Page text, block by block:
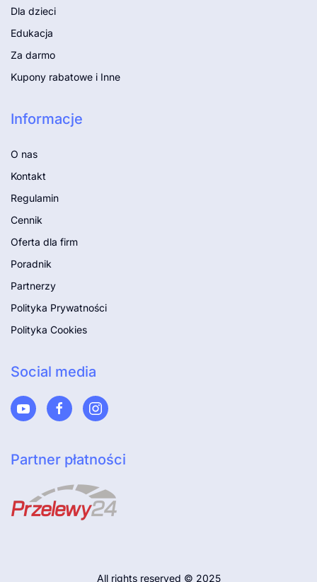
Dla dzieci
Edukacja
Za darmo
Kupony rabatowe i Inne
Informacje
O nas
Kontakt
Regulamin
Cennik
Oferta dla firm
Poradnik
Partnerzy
Polityka Prywatności
Polityka Cookies
Social media
Partner płatności
All rights reserved © 2025